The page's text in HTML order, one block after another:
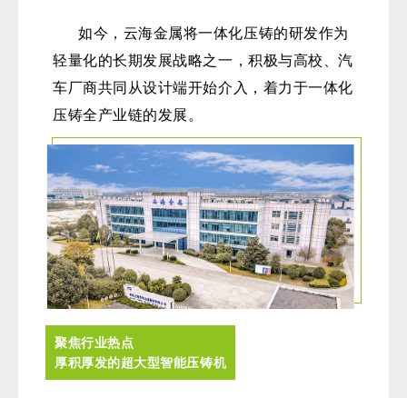
求。
如今，云海金属将一体化压铸的研发作为
轻量化的长期发展战略之一，积极与高校、汽
车厂商共同从设计端开始介入，着力于一体化
压铸全产业链的发展。